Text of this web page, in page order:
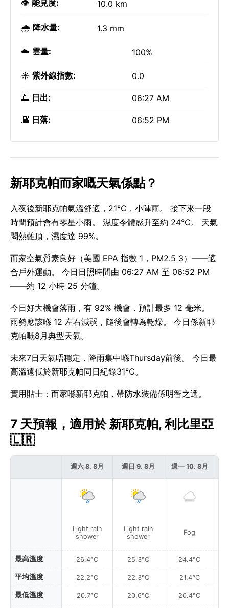
👁️ 能見度: 10.0 km
🌧️ 降水量: 1.3 mm
☁️ 雲量: 100%
☀️ 紫外線指數: 0.0
🌅 日出: 06:27 AM
🌇 日落: 06:52 PM
新耶克帕而家嘅天氣係點？
入夜後新耶克帕氣溫舒適，21°C，小陣雨。 接下來一段
時間預計會有零星小雨。 濕度令體感升至約 24°C。 天氣
悶熱難頂，濕度達 99%。
而家空氣質素良好（美國 EPA 指數 1，PM2.5 3）——適
合戶外運動。 今日日照時間由 06:27 AM 至 06:52 PM
——約 12 小時 25 分鐘。
今日好大機會落雨，有 92% 機會，預計最多 12 毫米。
雨勢應該喺 12 左右減弱，隨後會轉為乾燥。 今日係新耶
克帕嘅8月典型天氣。
未來7日天氣唔穩定，降雨集中喺Thursday前後。 今日最
高溫遠低於新耶克帕同日紀錄31°C。
實用貼士：而家喺新耶克帕，帶防水裝備係明智之選。
7 天預報，適用於 新耶克帕, 利比里亞
🇱🇷
最高溫度
平均溫度
最低溫度
週六 8. 8月
Light rain
shower
26.4°C
22.2°C
20.7°C
週日 9. 8月
Light rain
shower
25.3°C
22.3°C
20.6°C
週一 10. 8月
Fog
24.4°C
21.4°C
20.4°C